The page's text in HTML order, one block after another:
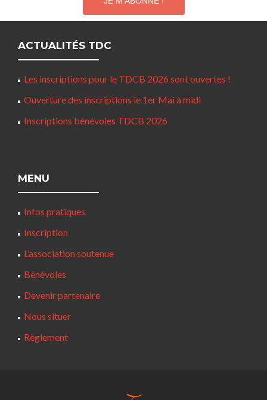
ACTUALITÉS TDC
Les inscriptions pour le TDCB 2026 sont ouvertes !
Ouverture des inscriptions le 1er Mai à midi
Inscriptions bénévoles TDCB 2026
MENU
Infos pratiques
Inscription
L’association soutenue
Bénévoles
Devenir partenaire
Nous situer
Règlement